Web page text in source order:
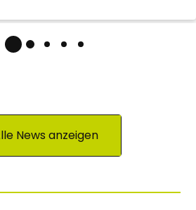
News anzeigen